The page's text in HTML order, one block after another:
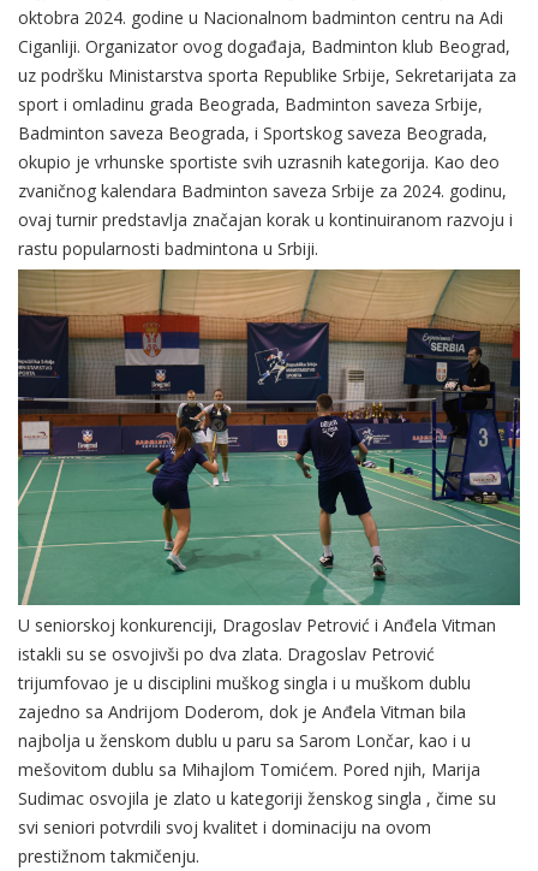
oktobra 2024. godine u Nacionalnom badminton centru na Adi
Ciganliji. Organizator ovog događaja, Badminton klub Beograd,
uz podršku Ministarstva sporta Republike Srbije, Sekretarijata za
sport i omladinu grada Beograda, Badminton saveza Srbije,
Badminton saveza Beograda, i Sportskog saveza Beograda,
okupio je vrhunske sportiste svih uzrasnih kategorija. Kao deo
zvaničnog kalendara Badminton saveza Srbije za 2024. godinu,
ovaj turnir predstavlja značajan korak u kontinuiranom razvoju i
rastu popularnosti badmintona u Srbiji.
U seniorskoj konkurenciji, Dragoslav Petrović i Anđela Vitman
istakli su se osvojivši po dva zlata. Dragoslav Petrović
trijumfovao je u disciplini muškog singla i u muškom dublu
zajedno sa Andrijom Doderom, dok je Anđela Vitman bila
najbolja u ženskom dublu u paru sa Sarom Lončar, kao i u
mešovitom dublu sa Mihajlom Tomićem. Pored njih, Marija
Sudimac osvojila je zlato u kategoriji ženskog singla , čime su
svi seniori potvrdili svoj kvalitet i dominaciju na ovom
prestižnom takmičenju.